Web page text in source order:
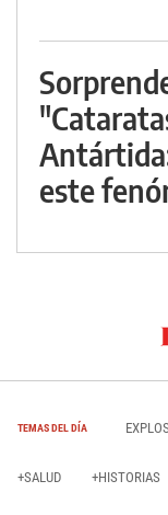
este
TEMAS DEL DÍA
+SALUD +HISTORIAS